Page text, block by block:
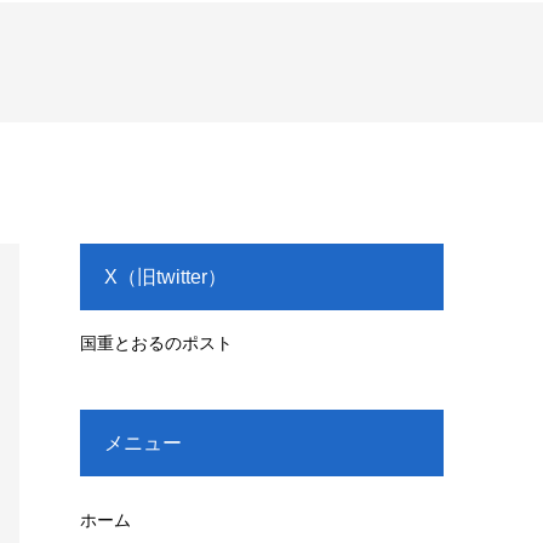
X（旧twitter）
国重とおるのポスト
メニュー
ホーム